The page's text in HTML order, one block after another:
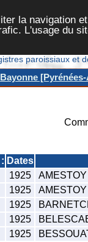
la navigation
L'usage du
paroissiaux et
Bayonne
Dates
1925
1925
1925
1925
1925